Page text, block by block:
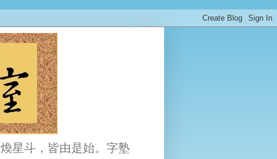
星斗，皆由是始。字塾